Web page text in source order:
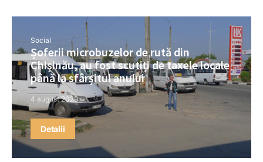
Social
Șoferii microbuzelor de rută din
Chișinău, au fost scutiți de taxele locale
până la sfârșitul anului
4 august 2020
Detalii